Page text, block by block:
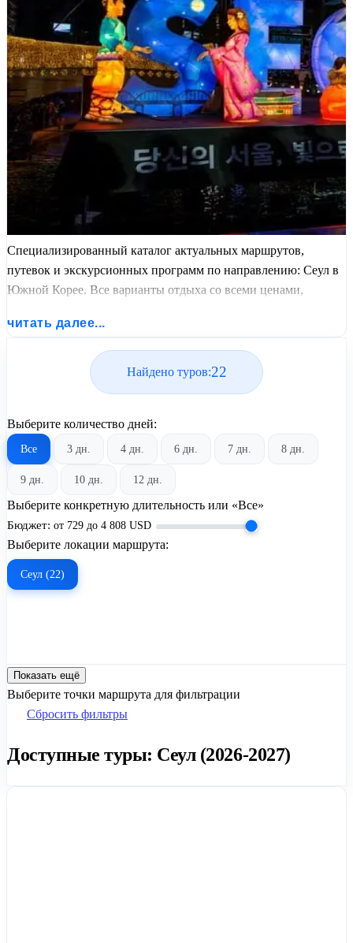
Специализированный каталог актуальных маршрутов,
путевок и экскурсионных программ по направлению: Сеул в
Южной Корее. Все варианты отдыха со всеми ценами,
графиком заездов от United Travel Systems.
читать далее...
Найдено туров:22
Выберите количество дней:
Все 3 дн. 4 дн. 6 дн. 7 дн. 8 дн.
9 дн. 10 дн. 12 дн.
Выберите конкретную длительность или «Все»
Бюджет: от 729 до 4 808 USD
Выберите локации маршрута:
Сеул (22)
Показать ещё
Выберите точки маршрута для фильтрации
Сбросить фильтры
Доступные туры: Сеул (2026-2027)